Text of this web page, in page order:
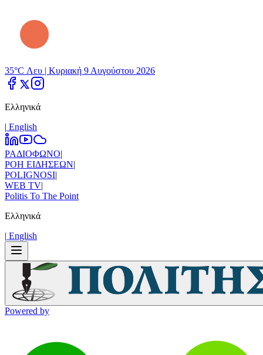
35°C Λευ | Κυριακή 9 Αυγούστου 2026
Ελληνικά
| Εnglish
ΡΑΔΙΟΦΩΝΟ|
ΡΟΗ ΕΙΔΗΣΕΩΝ|
POLIGNOSI|
WEB TV|
Politis To The Point
Ελληνικά
| Εnglish
Powered by